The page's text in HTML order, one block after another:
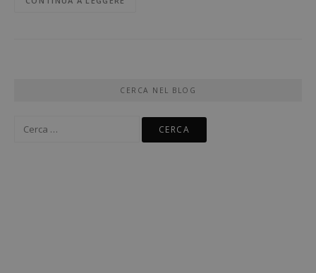
CERCA NEL BLOG